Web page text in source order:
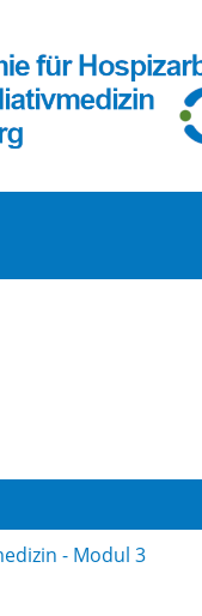
- Modul 3